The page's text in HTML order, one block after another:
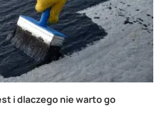
i dlaczego nie warto go